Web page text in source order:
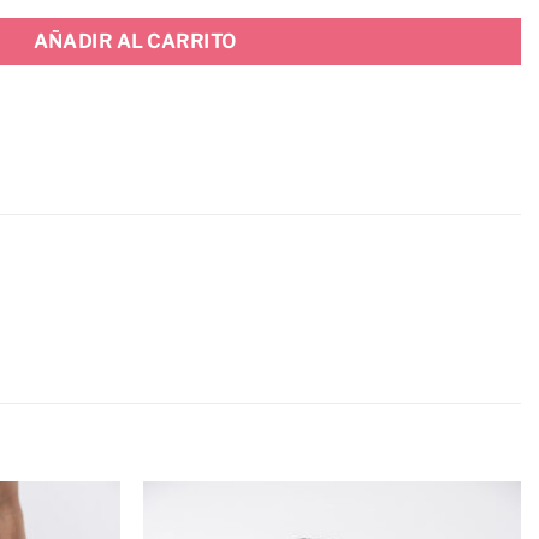
AÑADIR AL CARRITO